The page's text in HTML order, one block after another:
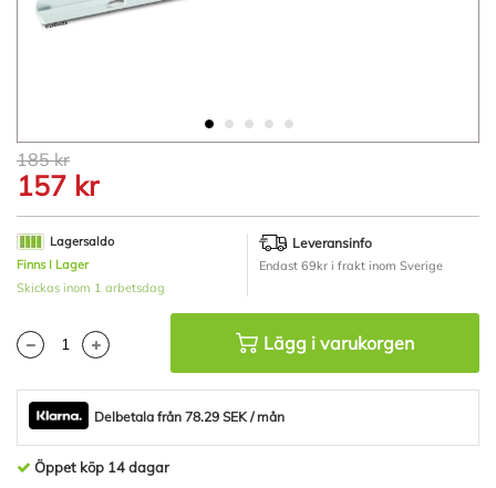
Hoppa
till
början
av
bildgalleriet
185 kr
157 kr
Lagersaldo
Finns I Lager
Skickas inom 1 arbetsdag
Leveransinfo
Endast 69kr i frakt inom Sverige
Lägg i varukorgen
Delbetala från 78.29 SEK / mån
Öppet köp 14 dagar